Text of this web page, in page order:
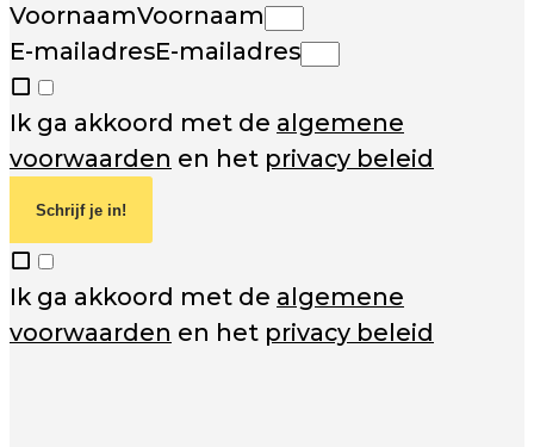
VoornaamVoornaam
E-mailadresE-mailadres
Ik ga akkoord met de algemene
voorwaarden en het privacy beleid
Schrijf je in!
Ik ga akkoord met de algemene
voorwaarden en het privacy beleid